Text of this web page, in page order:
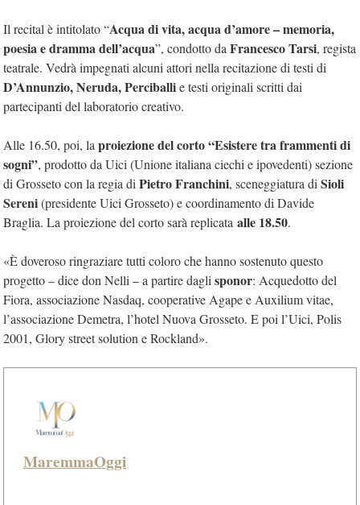
Il recital è intitolato “Acqua di vita, acqua d’amore – memoria,
poesia e dramma dell’acqua”, condotto da Francesco Tarsi, regista
teatrale. Vedrà impegnati alcuni attori nella recitazione di testi di
D’Annunzio, Neruda, Perciballie testi originali scritti dai
partecipanti del laboratorio creativo.
Alle 16.50, poi, la proiezione del corto “Esistere tra frammenti di
sogni”, prodotto da Uici (Unione italiana ciechi e ipovedenti) sezione
di Grosseto con la regia di Pietro Franchini, sceneggiatura di Sioli
Sereni(presidente Uici Grosseto) e coordinamento di Davide
Braglia. La proiezione del corto sarà replicata alle 18.50.
«È doveroso ringraziare tutti coloro che hanno sostenuto questo
progetto – dice don Nelli – a partire dagli sponor: Acquedotto del
Fiora, associazione Nasdaq, cooperative Agape e Auxilium vitae,
l’associazione Demetra, l’hotel Nuova Grosseto. E poi l’Uici, Polis
2001, Glory street solution e Rockland».
MaremmaOggi